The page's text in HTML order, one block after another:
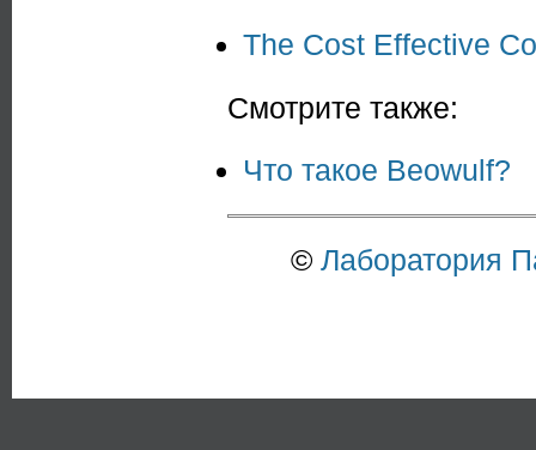
The Cost Effective
Смотрите также:
Что такое Beowulf?
© Лаборатория